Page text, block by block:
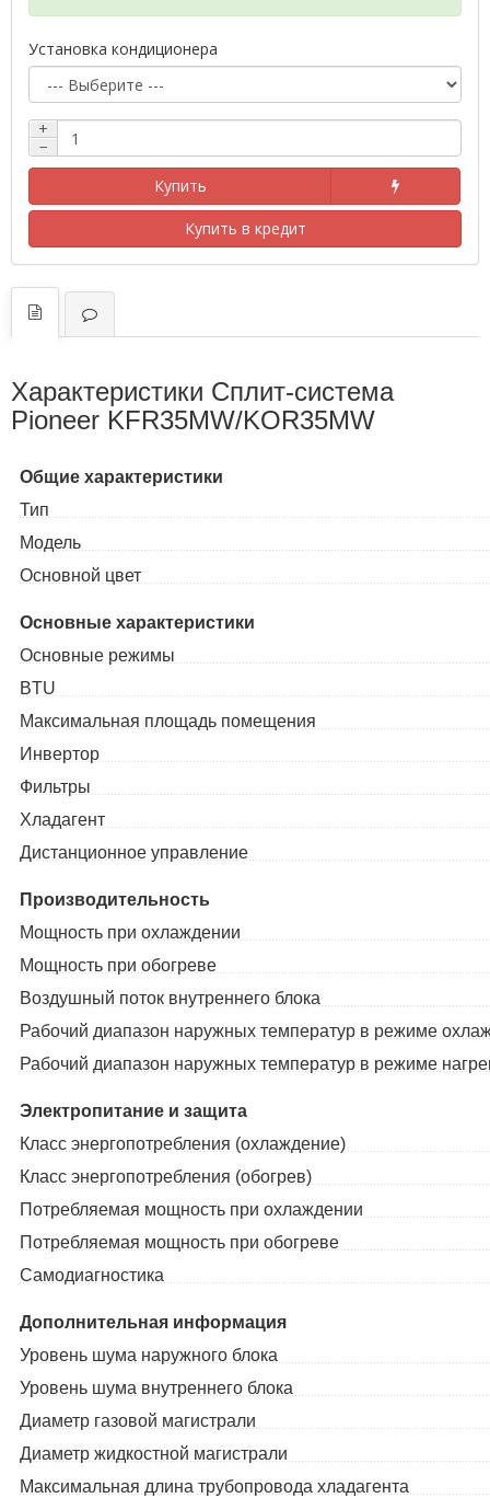
Установка кондиционера
+
−
Купить
Купить в кредит
Характеристики Сплит-система
Pioneer KFR35MW/KOR35MW
Общие характеристики
Тип
Модель
Основной цвет
Основные характеристики
Основные режимы
BTU
Максимальная площадь помещения
Инвертор
Фильтры
Хладагент
Дистанционное управление
Производительность
Мощность при охлаждении
Мощность при обогреве
Воздушный поток внутреннего блока
Рабочий диапазон наружных температур в режиме
Рабочий диапазон наружных температур в режиме
Электропитание и защита
Класс энергопотребления (охлаждение)
Класс энергопотребления (обогрев)
Потребляемая мощность при охлаждении
Потребляемая мощность при обогреве
Самодиагностика
Дополнительная информация
Уровень шума наружного блока
Уровень шума внутреннего блока
Диаметр газовой магистрали
Диаметр жидкостной магистрали
Максимальная длина трубопровода хладагента